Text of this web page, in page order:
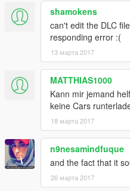
shamokens
can't edit the DLC
responding error :(
13 марта 2017
MATTHIAS1000
Kann mir jemand
keine Cars
18 марта 2017
n9nesamindfuque
and the fact that it
26 марта 2017